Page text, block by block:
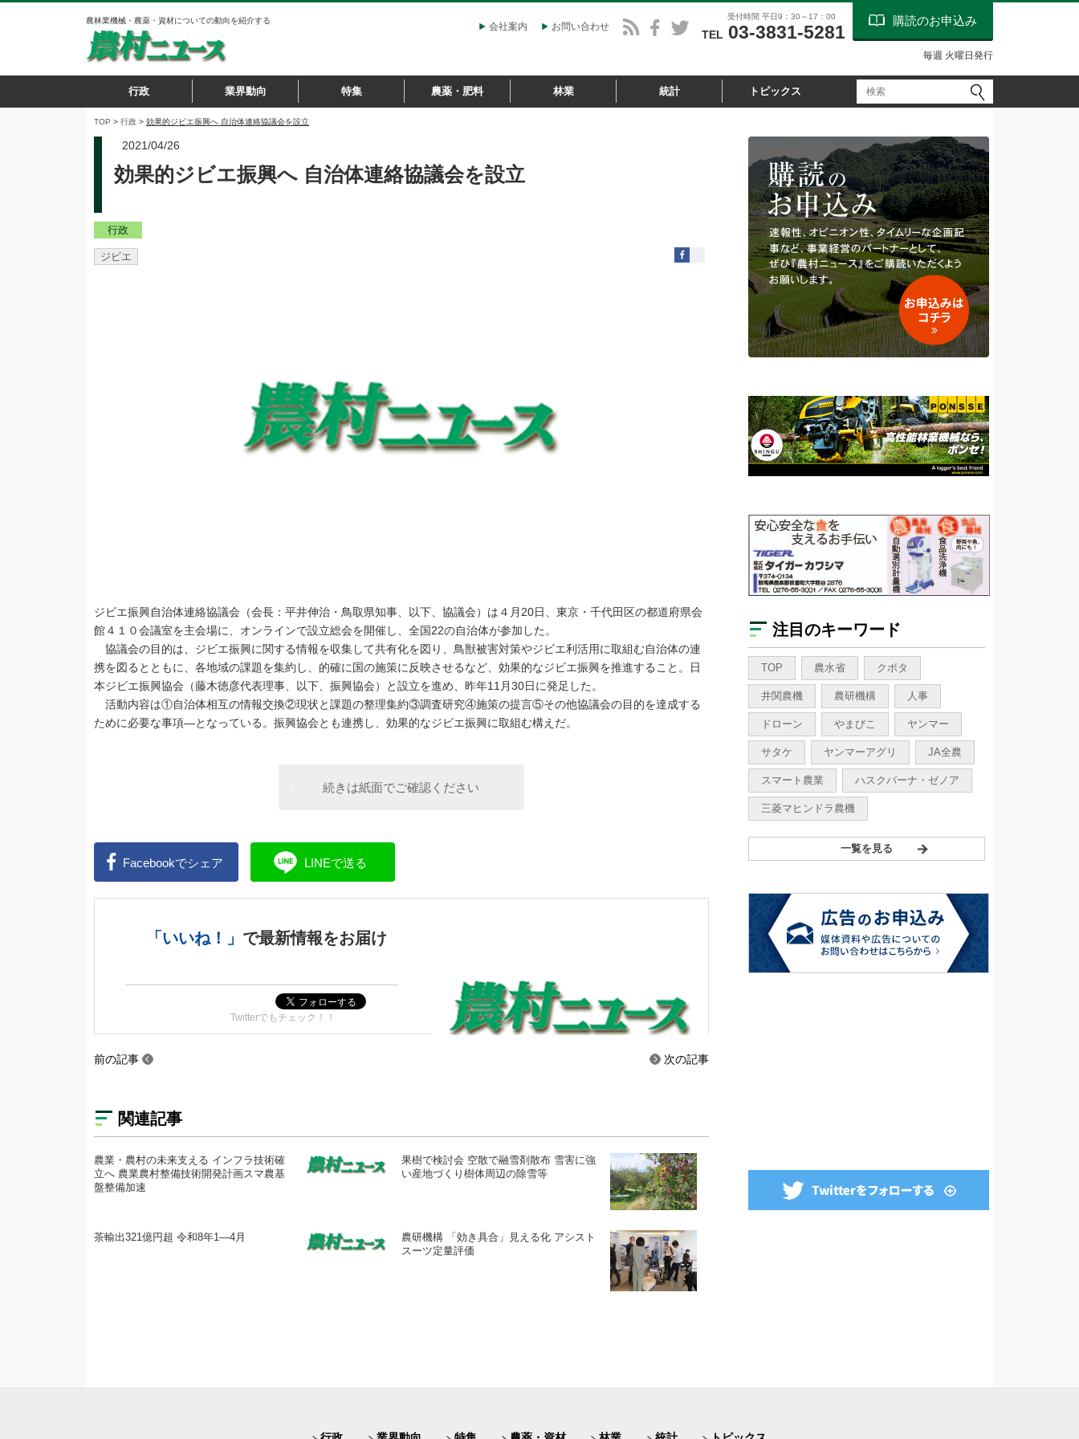
農林業機械・農薬・資材についての動向を紹介する
会社案内 お問い合わせ
受付時間 平日9：30～17：00
TEL 03-3831-5281
購読のお申込み
毎週 火曜日発行
行政 業界動向 特集 農薬・肥料 林業 統計 トピックス
TOP > 行政 > 効果的ジビエ振興へ 自治体連絡協議会を設立
2021/04/26
効果的ジビエ振興へ 自治体連絡協議会を設立
行政
ジビエ
ジビエ振興自治体連絡協議会（会長：平井伸治・鳥取県知事、以下、協議会）は４月20日、東京・千代田区の都道府県会
館４１０会議室を主会場に、オンラインで設立総会を開催し、全国22の自治体が参加した。
協議会の目的は、ジビエ振興に関する情報を収集して共有化を図り、鳥獣被害対策やジビエ利活用に取組む自治体の連
携を図るとともに、各地域の課題を集約し、的確に国の施策に反映させるなど、効果的なジビエ振興を推進すること。日
本ジビエ振興協会（藤木徳彦代表理事、以下、振興協会）と設立を進め、昨年11月30日に発足した。
活動内容は①自治体相互の情報交換②現状と課題の整理集約③調査研究④施策の提言⑤その他協議会の目的を達成する
ために必要な事項―となっている。振興協会とも連携し、効果的なジビエ振興に取組む構えだ。
続きは紙面でご確認ください
Facebookでシェア LINEで送る
「いいね！」 で最新情報をお届け
Twitterでもチェック！！
前の記事 次の記事
関連記事
農業・農村の未来支える インフラ技術確
立へ 農業農村整備技術開発計画スマ農基
盤整備加速
果樹で検討会 空散で融雪剤散布 雪害に強
い産地づくり樹体周辺の除雪等
茶輸出321億円超 令和8年1―4月
農研機構 「効き具合」見える化 アシスト
スーツ定量評価
注目のキーワード
TOP 農水省 クボタ
井関農機 農研機構 人事
ドローン やまびこ ヤンマー
サタケ ヤンマーアグリ JA全農
スマート農業 ハスクバーナ・ゼノア
三菱マヒンドラ農機
一覧を見る